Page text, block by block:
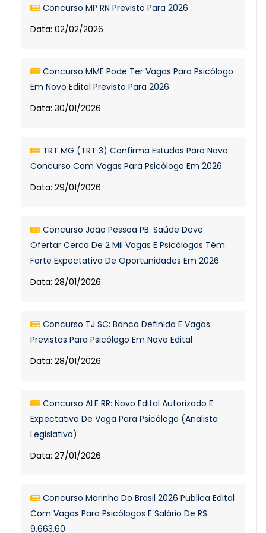
Concurso MP RN Previsto Para 2026
Data: 02/02/2026
Concurso MME Pode Ter Vagas Para Psicólogo
Em Novo Edital Previsto Para 2026
Data: 30/01/2026
TRT MG (TRT 3) Confirma Estudos Para Novo
Concurso Com Vagas Para Psicólogo Em 2026
Data: 29/01/2026
Concurso João Pessoa PB: Saúde Deve
Ofertar Cerca De 2 Mil Vagas E Psicólogos Têm
Forte Expectativa De Oportunidades Em 2026
Data: 28/01/2026
Concurso TJ SC: Banca Definida E Vagas
Previstas Para Psicólogo Em Novo Edital
Data: 28/01/2026
Concurso ALE RR: Novo Edital Autorizado E
Expectativa De Vaga Para Psicólogo (Analista
Legislativo)
Data: 27/01/2026
Concurso Marinha Do Brasil 2026 Publica Edital
Com Vagas Para Psicólogos E Salário De R$
9.663,60